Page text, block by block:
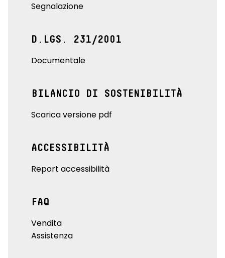
Segnalazione
D.LGS. 231/2001
Documentale
BILANCIO DI SOSTENIBILITÀ
Scarica versione pdf
ACCESSIBILITÀ
Report accessibilità
FAQ
Vendita
Assistenza